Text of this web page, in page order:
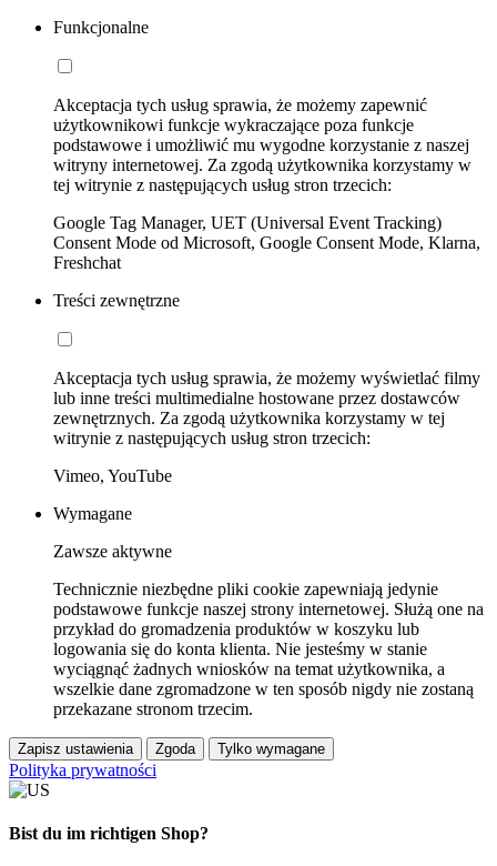
Funkcjonalne
Akceptacja tych usług sprawia, że możemy zapewnić
użytkownikowi funkcje wykraczające poza funkcje
podstawowe i umożliwić mu wygodne korzystanie z naszej
witryny internetowej. Za zgodą użytkownika korzystamy w
tej witrynie z następujących usług stron trzecich:
Google Tag Manager, UET (Universal Event Tracking)
Consent Mode od Microsoft, Google Consent Mode, Klarna,
Freshchat
Treści zewnętrzne
Akceptacja tych usług sprawia, że możemy wyświetlać filmy
lub inne treści multimedialne hostowane przez dostawców
zewnętrznych. Za zgodą użytkownika korzystamy w tej
witrynie z następujących usług stron trzecich:
Vimeo, YouTube
Wymagane
Zawsze aktywne
Technicznie niezbędne pliki cookie zapewniają jedynie
podstawowe funkcje naszej strony internetowej. Służą one na
przykład do gromadzenia produktów w koszyku lub
logowania się do konta klienta. Nie jesteśmy w stanie
wyciągnąć żadnych wniosków na temat użytkownika, a
wszelkie dane zgromadzone w ten sposób nigdy nie zostaną
przekazane stronom trzecim.
Zapisz ustawienia Zgoda Tylko wymagane
Polityka prywatności
Bist du im richtigen Shop?